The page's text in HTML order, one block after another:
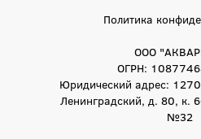
Политика
ООО
ОГРН:
Юридический адрес:
Ленинградский, д. 80, к.
№32